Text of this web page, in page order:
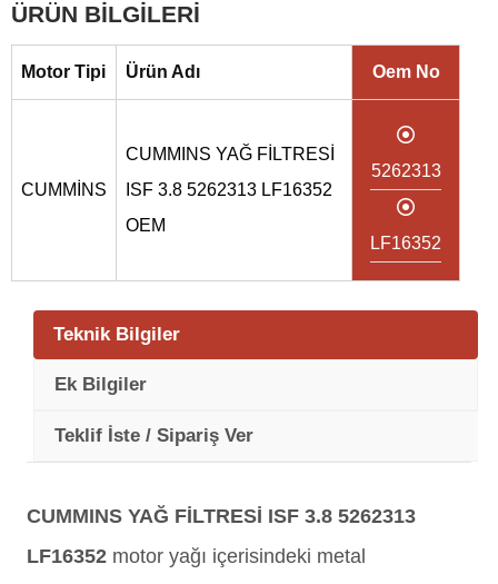
ÜRÜN BİLGİLERİ
Motor Tipi Ürün Adı Oem No
CUMMİNS
CUMMINS YAĞ FİLTRESİ
ISF 3.8 5262313 LF16352
OEM
5262313
LF16352
Teknik Bilgiler
Ek Bilgiler
Teklif İste / Sipariş Ver
CUMMINS YAĞ FİLTRESİ ISF 3.8 5262313
LF16352 motor yağı içerisindeki metal